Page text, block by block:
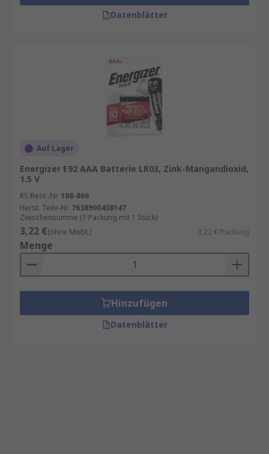
Datenblätter
Auf Lager
Energizer E92 AAA Batterie LR03, Zink-Mangandioxid,
1.5 V
RS Best.-Nr. 108-866
Herst. Teile-Nr. 7638900438147
Zwischensumme (1 Packung mit 1 Stück)
3,22 €(ohne MwSt.) 3,22 €/Packung
Menge
Hinzufügen
Datenblätter